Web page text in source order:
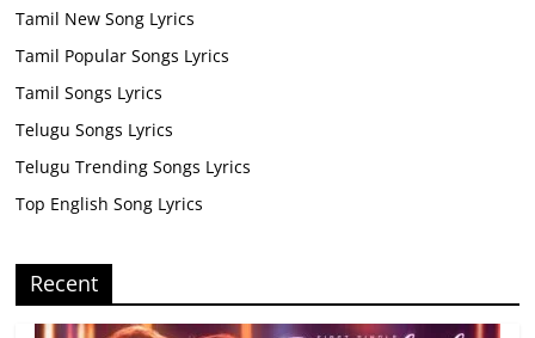
Tamil New Song Lyrics
Tamil Popular Songs Lyrics
Tamil Songs Lyrics
Telugu Songs Lyrics
Telugu Trending Songs Lyrics
Top English Song Lyrics
Recent